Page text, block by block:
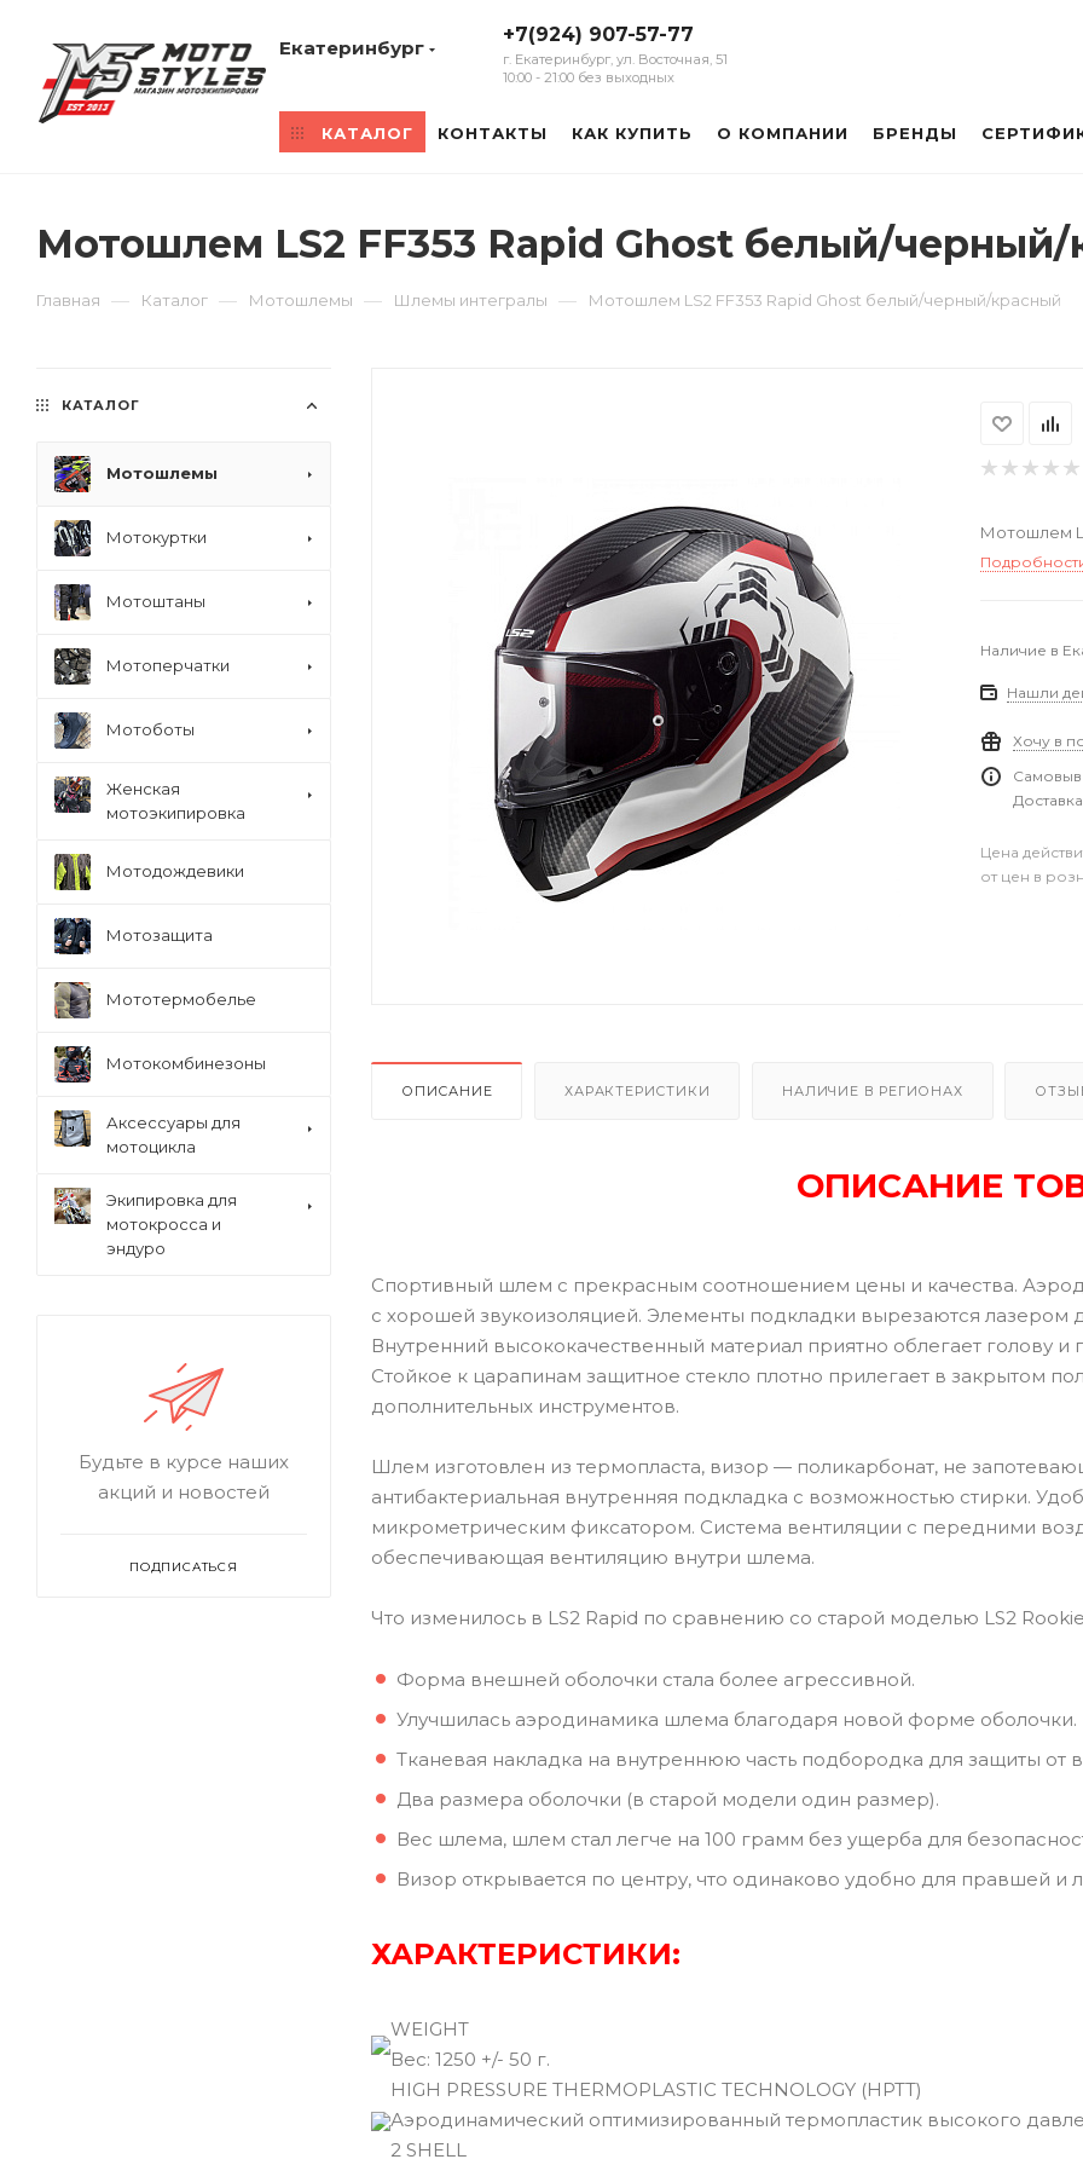
Екатеринбург
+7(924) 907-57-77
г. Екатеринбург, ул. Восточная, 51
10:00 - 21:00 без выходных
КАТАЛОГ КОНТАКТЫ КАК КУПИТЬ О КОМПАНИИ БРЕНДЫ
Мотошлем LS2 FF353 Rapid Ghost белый/
Главная — Каталог — Мотошлемы — Шлемы интегралы — Мотошлем LS2 FF353 Rapid Ghost белый/черный/красный
Мотошлем
Наличие в
Нашли
Хочу в
Цена
от цен в
ОПИСАНИЕ ХАРАКТЕРИСТИКИ НАЛИЧИЕ В РЕГИОНАХ
ОПИСАНИЕ
Спортивный шлем с прекрасным соотношением цены и качества.
с хорошей звукоизоляцией. Элементы подкладки вырезаются лазером
Внутренний высококачественный материал приятно облегает голову
Стойкое к царапинам защитное стекло плотно прилегает в закрытом
дополнительных инструментов.
Шлем изготовлен из термопласта, визор — поликарбонат, не
антибактериальная внутренняя подкладка с возможностью стирки.
микрометрическим фиксатором. Система вентиляции с передними
обеспечивающая вентиляцию внутри шлема.
Что изменилось в LS2 Rapid по сравнению со старой моделью LS2
Форма внешней оболочки стала более агрессивной.
Улучшилась аэродинамика шлема благодаря новой форме оболочки.
Тканевая накладка на внутреннюю часть подбородка для защиты от
Два размера оболочки (в старой модели один размер).
Вес шлема, шлем стал легче на 100 грамм без ущерба для
Визор открывается по центру, что одинаково удобно для правшей и
ХАРАКТЕРИСТИКИ:
WEIGHT
Вec: 1250 +/- 50 г.
HIGH PRESSURE THERMOPLASTIC TECHNOLOGY (HPTT)
Аэродинамический оптимизированный термопластик высокого
2 SHELL
КАТАЛОГ
Мотошлемы
Мотокуртки
Мотоштаны
Мотоперчатки
Мотоботы
Женская
мотоэкипировка
Мотодождевики
Мотозащита
Мототермобелье
Мотокомбинезоны
Аксессуары для
мотоцикла
Экипировка для
мотокросса и
эндуро
Будьте в курсе наших
акций и новостей
ПОДПИСАТЬСЯ